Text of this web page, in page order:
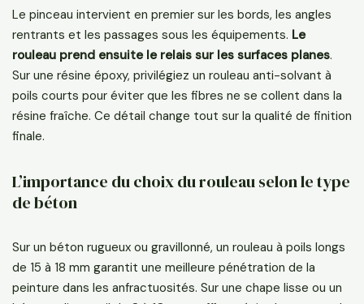
Le pinceau intervient en premier sur les bords, les angles
rentrants et les passages sous les équipements. Le
rouleau prend ensuite le relais sur les surfaces planes.
Sur une résine époxy, privilégiez un rouleau anti-solvant à
poils courts pour éviter que les fibres ne se collent dans la
résine fraîche. Ce détail change tout sur la qualité de finition
finale.
L’importance du choix du rouleau selon le type
de béton
Sur un béton rugueux ou gravillonné, un rouleau à poils longs
de 15 à 18 mm garantit une meilleure pénétration de la
peinture dans les anfractuosités. Sur une chape lisse ou un